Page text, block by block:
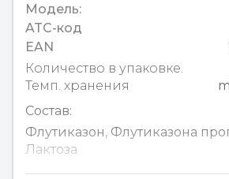
Модель:
ATC-код
EAN
Количество в упаковке.
Темп. хранения
Состав:
Флутиказон, Флутиказона
Лактоза